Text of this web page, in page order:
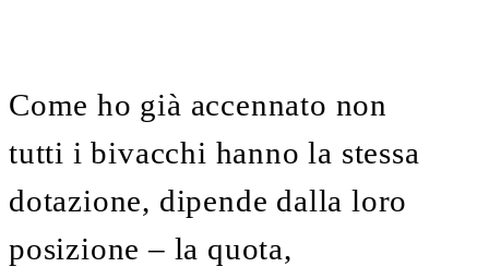
Come ho già accennato non
tutti i bivacchi hanno la stessa
dotazione, dipende dalla loro
posizione – la quota,